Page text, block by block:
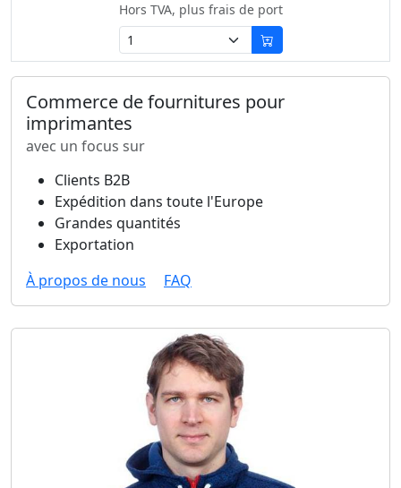
Hors TVA, plus frais de port
Commerce de fournitures pour
imprimantes
avec un focus sur
Clients B2B
Expédition dans toute l'Europe
Grandes quantités
Exportation
À propos de nous
FAQ